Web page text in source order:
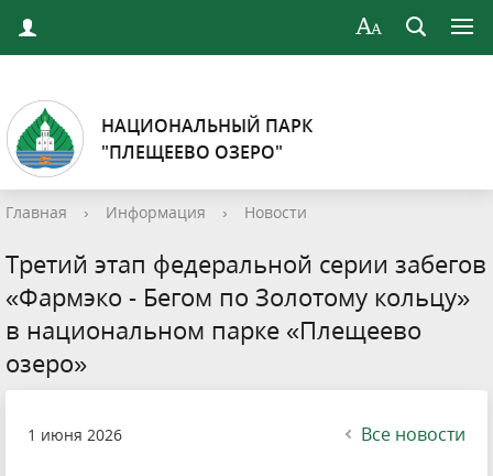
НАЦИОНАЛЬНЫЙ ПАРК
"ПЛЕЩЕЕВО ОЗЕРО"
Главная › Информация › Новости
Третий этап федеральной серии забегов
«Фармэко - Бегом по Золотому кольцу»
в национальном парке «Плещеево
озеро»
1 июня 2026 Все новости